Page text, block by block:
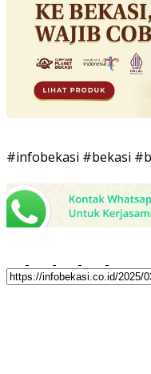
#infobekasi #bekasi